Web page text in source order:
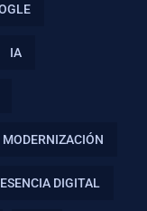
IA
MODERNIZACIÓN
DIGITAL